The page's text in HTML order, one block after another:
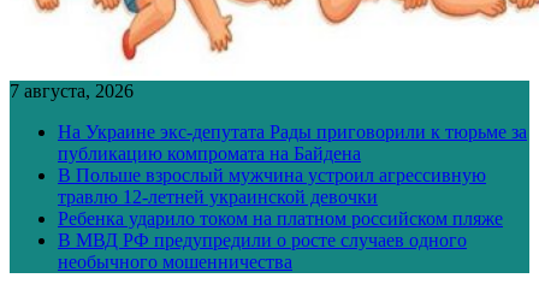
7 августа, 2026
На Украине экс-депутата Рады приговорили к тюрьме за
публикацию компромата на Байдена
В Польше взрослый мужчина устроил агрессивную
травлю 12-летней украинской девочки
Ребенка ударило током на платном российском пляже
В МВД РФ предупредили о росте случаев одного
необычного мошенничества